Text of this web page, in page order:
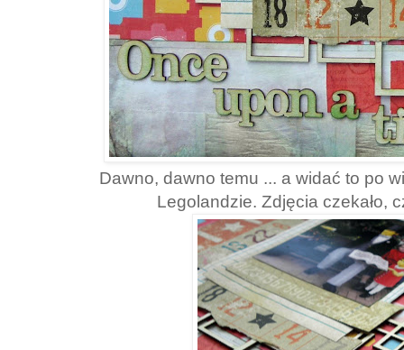
Dawno, dawno temu ... a widać to po
Legolandzie. Zdjęcia czekało,